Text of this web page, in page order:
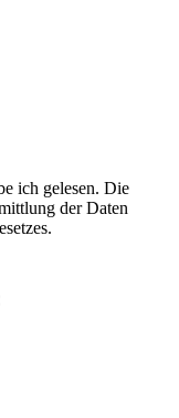
ich gelesen. Die
der Daten